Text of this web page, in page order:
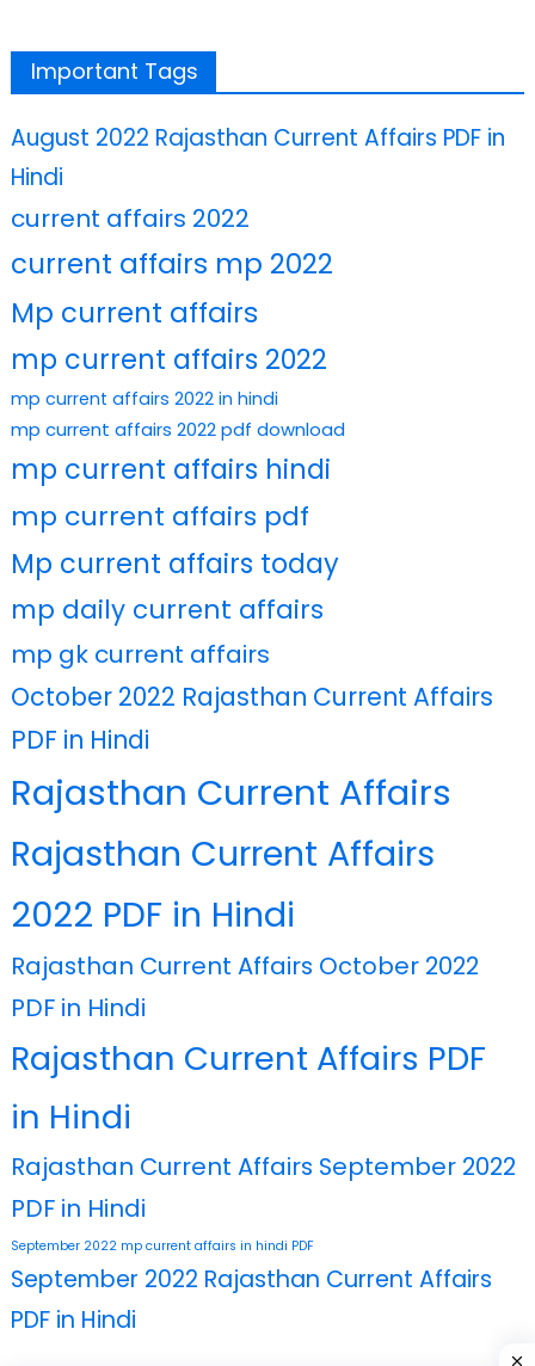
Important Tags
August 2022 Rajasthan Current Affairs PDF in
Hindi
current affairs 2022
current affairs mp 2022
Mp current affairs
mp current affairs 2022
mp current affairs 2022 in hindi
mp current affairs 2022 pdf download
mp current affairs hindi
mp current affairs pdf
Mp current affairs today
mp daily current affairs
mp gk current affairs
October 2022 Rajasthan Current Affairs
PDF in Hindi
Rajasthan Current Affairs
Rajasthan Current Affairs
2022 PDF in Hindi
Rajasthan Current Affairs October 2022
PDF in Hindi
Rajasthan Current Affairs PDF
in Hindi
Rajasthan Current Affairs September 2022
PDF in Hindi
September 2022 mp current affairs in hindi PDF
September 2022 Rajasthan Current Affairs
PDF in Hindi